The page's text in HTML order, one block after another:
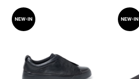
NEW-IN NEW-IN